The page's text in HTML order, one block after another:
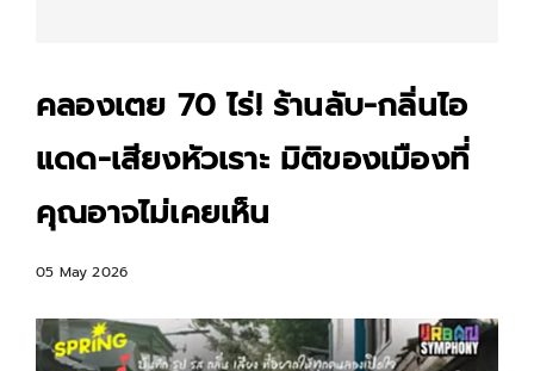
คลองเตย 70 ไร่! ร้านลับ-กลิ่นไอ
แดด-เสียงหัวเราะ มิติของเมืองที่
คุณอาจไม่เคยเห็น
05 May 2026